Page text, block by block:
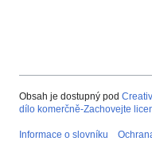
Obsah je dostupný pod
dílo komerčně-Zachovejte
Informace o slovníku